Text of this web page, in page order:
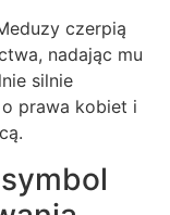
czerpią
nadając mu
silnie
prawa kobiet i